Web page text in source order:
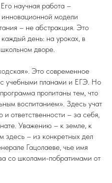
научная работа –
модели
– не абстракция. Это
день: на уроках, в
дворе.
Это современное
учебными планами и ЕГЭ. Но
пропитаны тем, что
воспитанием». Здесь учат
и ответственности – за себя,
Уважению – к земле, к
здесь – из конкретных дел
Гацолаеве, чье имя
со школами-побратимами от